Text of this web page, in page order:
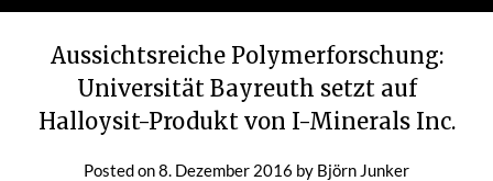
Aussichtsreiche Polymerforschung:
Universität Bayreuth setzt auf
Halloysit-Produkt von I-Minerals Inc.
Posted on8. Dezember 2016 by Björn Junker